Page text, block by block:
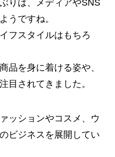
りは、メディアやSNS
うですね。
フスタイルはもちろ
品を身に着ける姿や、
目されてきました。
ッションやコスメ、ウ
ビジネスを展開してい